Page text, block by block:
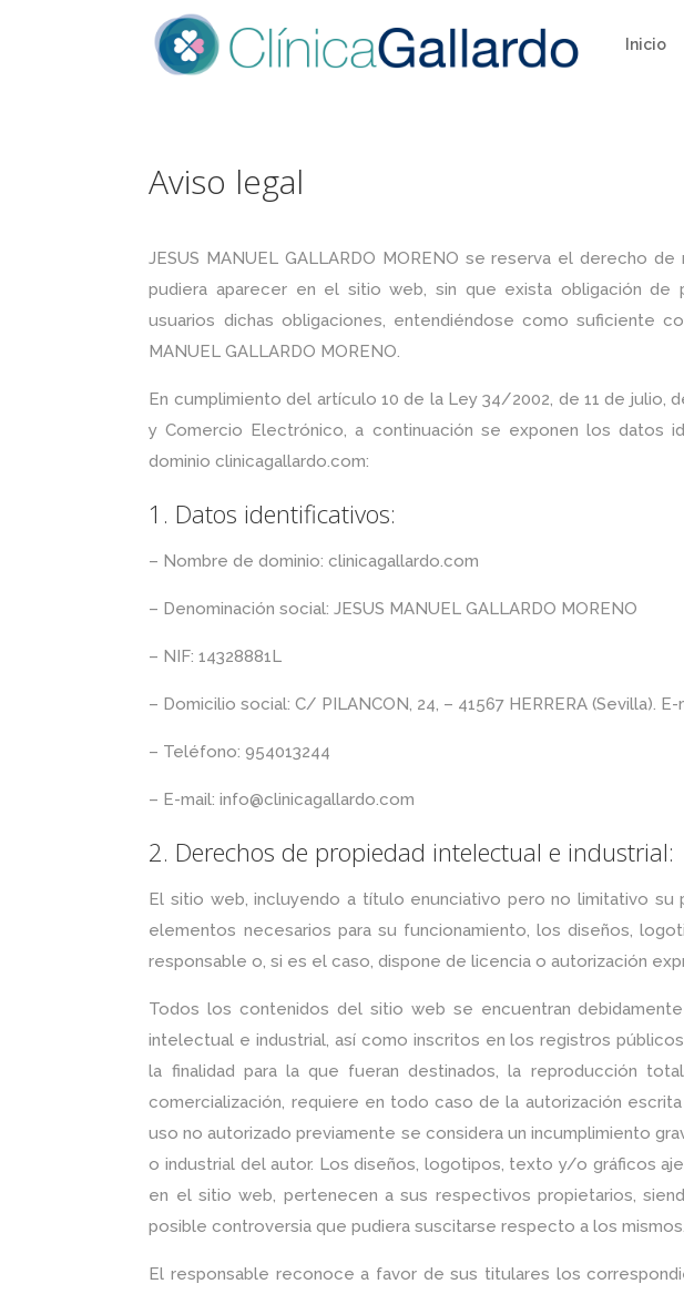
Inicio
Aviso legal
JESUS MANUEL GALLARDO MORENO se reserva el derecho
pudiera aparecer en el sitio web, sin que exista obligación
usuarios dichas obligaciones, entendiéndose como suficiente
MANUEL GALLARDO MORENO.
En cumplimiento del artículo 10 de la Ley 34/2002, de 11 de julio,
y Comercio Electrónico, a continuación se exponen los datos
dominio clinicagallardo.com:
1. Datos identificativos:
– Nombre de dominio: clinicagallardo.com
– Denominación social: JESUS MANUEL GALLARDO MORENO
– NIF: 14328881L
– Domicilio social: C/ PILANCON, 24, – 41567 HERRERA (Sevilla).
– Teléfono: 954013244
– E-mail: info@clinicagallardo.com
2. Derechos de propiedad intelectual e industrial:
El sitio web, incluyendo a título enunciativo pero no limitativo su
elementos necesarios para su funcionamiento, los diseños,
responsable o, si es el caso, dispone de licencia o autorización
Todos los contenidos del sitio web se encuentran
intelectual e industrial, así como inscritos en los registros
la finalidad para la que fueran destinados, la reproducción
comercialización, requiere en todo caso de la autorización
uso no autorizado previamente se considera un incumplimiento
o industrial del autor. Los diseños, logotipos, texto y/o gráficos
en el sitio web, pertenecen a sus respectivos propietarios,
posible controversia que pudiera suscitarse respecto a los mismos.
El responsable reconoce a favor de sus titulares los